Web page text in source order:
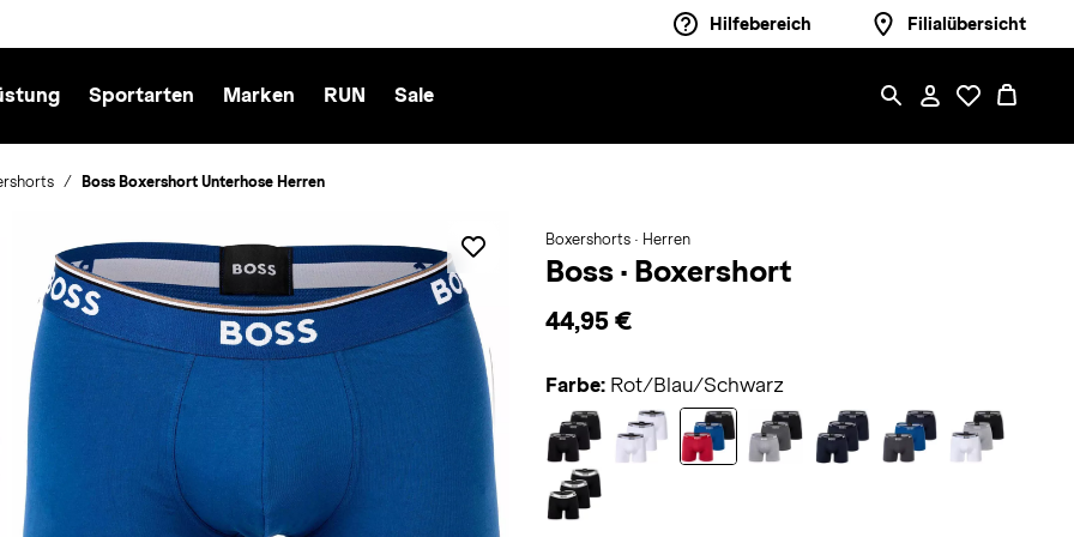
Hilfebereich Filialübersicht
Sportarten Marken RUN Sale
Boss Boxershort Unterhose Herren
Boxershorts · Herren
Boss · Boxershort
44,95 €
Farbe: Rot/Blau/Schwarz